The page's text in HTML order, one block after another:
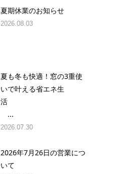
夏期休業のお知らせ
2026.08.03
夏も冬も快適！窓の3重使
いで叶える省エネ生
活
...
2026.07.30
2026年7月26日の営業につ
いて